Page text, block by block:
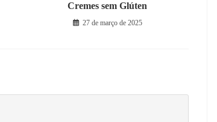
Cremes sem Glúten
27 de março de 2025